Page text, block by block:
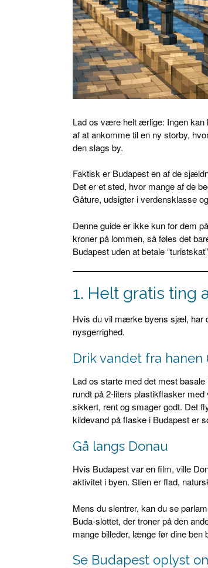
Lad os være helt ærlige: Ingen kan
af at ankomme til en ny storby,
den slags by.
Faktisk er Budapest en af de
Det er et sted, hvor mange af de
Gåture, udsigter i verdensklasse
Denne guide er ikke kun for dem
kroner på lommen, så føles det
Budapest uden at betale
1. Helt gratis ting
Hvis du vil mærke byens sjæl, har
nysgerrighed.
Drik vandet fra hanen
Lad os starte med det mest
rundt på 2-liters plastikflasker
sikkert, rent og smager godt. Det
kildevand på flaske i Budapest er
Gå langs Donau
Hvis Budapest var en film, ville
aktivitet i byen. Stien er flad,
Mens du slentrer, kan du se
Buda-slottet, der troner på den
mange billeder, længe før dine ben
Se Budapest oplyst